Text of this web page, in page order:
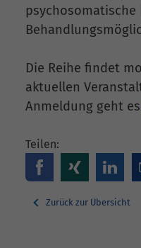
psychosomatische
Die Reihe findet
aktuellen
Anmeldung geht es
Teilen:
Zurück zur Übersicht